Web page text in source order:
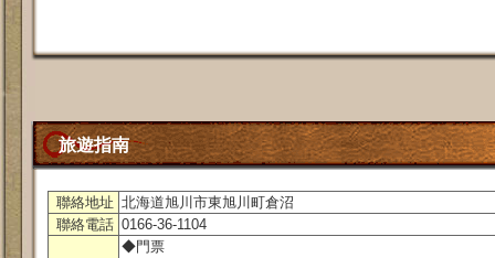
旅遊指南
聯絡地址 北海道旭川市東旭川町倉沼
聯絡電話 0166-36-1104
◆門票